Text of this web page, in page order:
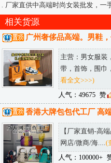
厂家直供中高端时尚女装批发，一
相关货源
广州奢侈品高端。男鞋，包包，
主营：男女服装
带，首饰，围巾
看全文>>>)
人气：49675 赞
香港大牌包包代工厂 高
【厂家直销-高
网店/微商/海....(
人气：100000+